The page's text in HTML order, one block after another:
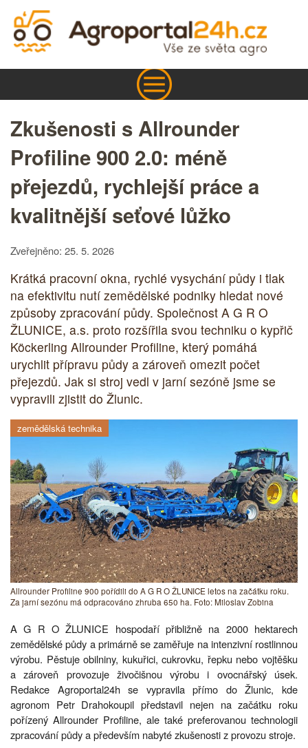
Zkušenosti s Allrounder
Profiline 900 2.0: méně
přejezdů, rychlejší práce a
kvalitnější seťové lůžko
Zveřejněno: 25. 5. 2026
Krátká pracovní okna, rychlé vysychání půdy i tlak
na efektivitu nutí zemědělské podniky hledat nové
způsoby zpracování půdy. Společnost A G R O
ŽLUNICE, a.s. proto rozšířila svou techniku o kypřič
Köckerling Allrounder Profiline, který pomáhá
urychlit přípravu půdy a zároveň omezit počet
přejezdů. Jak si stroj vedl v jarní sezóně jsme se
vypravili zjistit do Žlunic.
zemědělská technika
Allrounder Profiline 900 pořídili do A G R O ŽLUNICE letos na začátku roku.
Za jarní sezónu má odpracováno zhruba 650 ha. Foto: Miloslav Zobina
A G R O ŽLUNICE hospodaří přibližně na 2000 hektarech
zemědělské půdy a primárně se zaměřuje na intenzivní rostlinnou
výrobu. Pěstuje obilniny, kukuřici, cukrovku, řepku nebo vojtěšku
a zároveň provozuje živočišnou výrobu i ovocnářský úsek.
Redakce Agroportal24h se vypravila přímo do Žlunic, kde
agronom Petr Drahokoupil představil nejen na začátku roku
pořízený Allrounder Profiline, ale také preferovanou technologii
zpracování půdy a především nabyté zkušenosti z provozu stroje.